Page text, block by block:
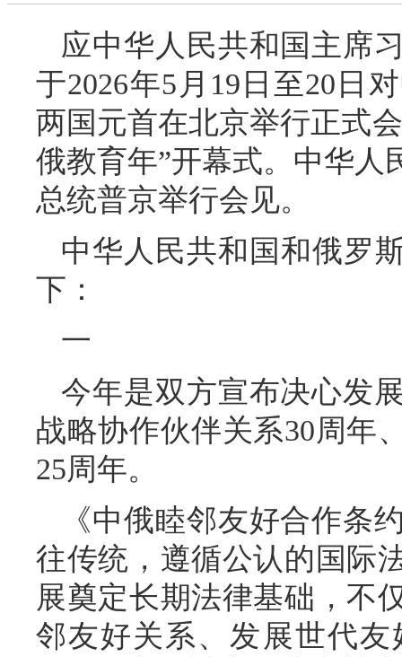
应中华人民共和国主席
于2026年5月19日至20日
两国元首在北京举行正式
俄教育年”开幕式。中华人
总统普京举行会见。
中华人民共和国和俄罗
下：
一
今年是双方宣布决心发
战略协作伙伴关系30周年
25周年。
《中俄睦邻友好合作条
往传统，遵循公认的国际
展奠定长期法律基础，不
邻友好关系、发展世代